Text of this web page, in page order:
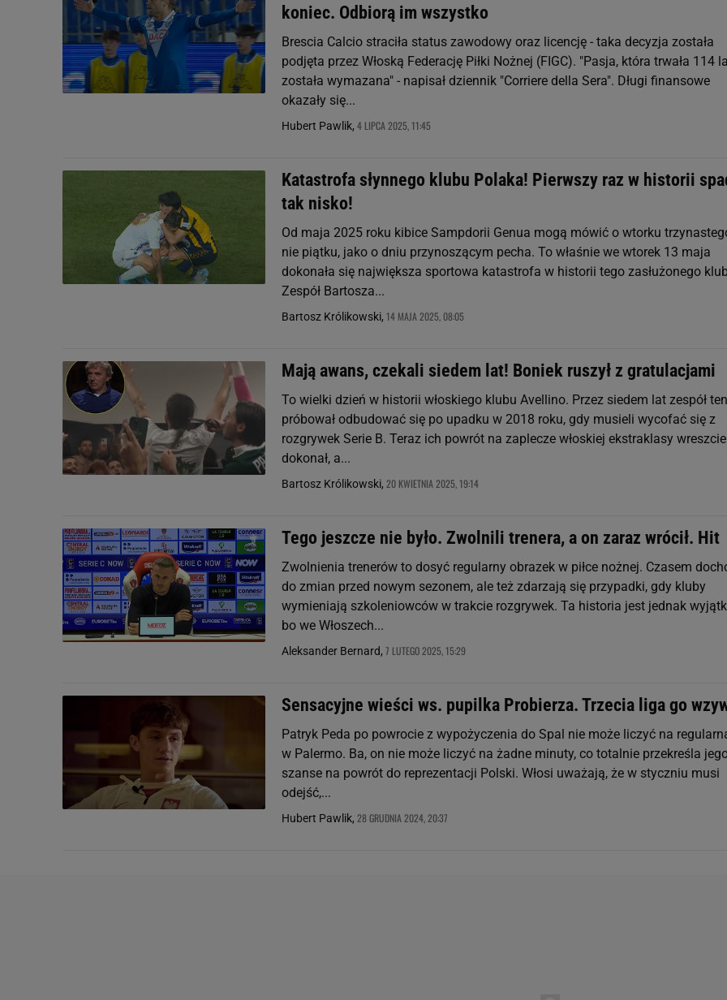
koniec. Odbiorą im wszystko
Brescia Calcio straciła status zawodowy oraz licencję - taka decyzja została
podjęta przez Włoską Federację Piłki Nożnej (FIGC). "Pasja, która trwała 114
została wymazana" - napisał dziennik "Corriere della Sera". Długi finansowe
okazały się...
Hubert Pawlik, 4 LIPCA 2025, 11:45
Katastrofa słynnego klubu Polaka! Pierwszy raz w historii
tak nisko!
Od maja 2025 roku kibice Sampdorii Genua mogą mówić o wtorku
nie piątku, jako o dniu przynoszącym pecha. To właśnie we wtorek 13 maja
dokonała się największa sportowa katastrofa w historii tego zasłużonego
Zespół Bartosza...
Bartosz Królikowski, 14 MAJA 2025, 08:05
Mają awans, czekali siedem lat! Boniek ruszył z gratulacjami
To wielki dzień w historii włoskiego klubu Avellino. Przez siedem lat zespół ten
próbował odbudować się po upadku w 2018 roku, gdy musieli wycofać się z
rozgrywek Serie B. Teraz ich powrót na zaplecze włoskiej ekstraklasy
dokonał, a...
Bartosz Królikowski, 20 KWIETNIA 2025, 19:14
Tego jeszcze nie było. Zwolnili trenera, a on zaraz wrócił. Hit
Zwolnienia trenerów to dosyć regularny obrazek w piłce nożnej. Czasem
do zmian przed nowym sezonem, ale też zdarzają się przypadki, gdy kluby
wymieniają szkoleniowców w trakcie rozgrywek. Ta historia jest jednak
bo we Włoszech...
Aleksander Bernard, 7 LUTEGO 2025, 15:29
Sensacyjne wieści ws. pupilka Probierza. Trzecia liga go
Patryk Peda po powrocie z wypożyczenia do Spal nie może liczyć na
w Palermo. Ba, on nie może liczyć na żadne minuty, co totalnie przekreśla
szanse na powrót do reprezentacji Polski. Włosi uważają, że w styczniu musi
odejść,...
Hubert Pawlik, 28 GRUDNIA 2024, 20:37